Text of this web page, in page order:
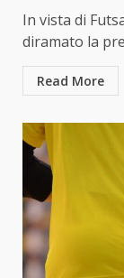
In vista di
diramato la
Read More